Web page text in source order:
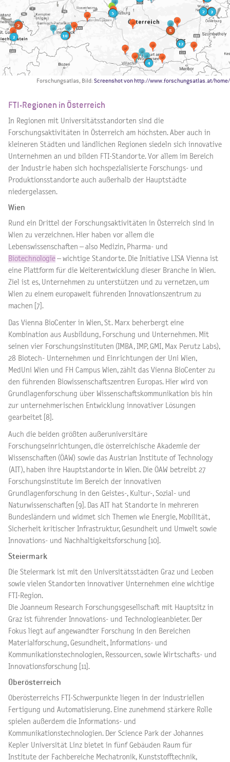
Forschungsatlas, Bild: Screenshot von http://www.forschungsatlas.at/home/
FTI-Regionen in Österreich
In Regionen mit Universitätsstandorten sind die
Forschungsaktivitäten in Österreich am höchsten. Aber auch in
kleineren Städten und ländlichen Regionen siedeln sich innovative
Unternehmen an und bilden FTI-Standorte. Vor allem im Bereich
der Industrie haben sich hochspezialisierte Forschungs- und
Produktionsstandorte auch außerhalb der Hauptstädte
niedergelassen.
Wien
Rund ein Drittel der Forschungsaktivitäten in Österreich sind in
Wien zu verzeichnen. Hier haben vor allem die
Lebenswissenschaften – also Medizin, Pharma- und
Biotechnologie – wichtige Standorte. Die Initiative LISA Vienna ist
eine Plattform für die Weiterentwicklung dieser Branche in Wien.
Ziel ist es, Unternehmen zu unterstützen und zu vernetzen, um
Wien zu einem europaweit führenden Innovationszentrum zu
machen [7].
Das Vienna BioCenter in Wien, St. Marx beherbergt eine
Kombination aus Ausbildung, Forschung und Unternehmen. Mit
seinen vier Forschungsinstituten (IMBA, IMP, GMI, Max Perutz Labs),
28 Biotech- Unternehmen und Einrichtungen der Uni Wien,
MedUni Wien und FH Campus Wien, zählt das Vienna BioCenter zu
den führenden Biowissenschaftszentren Europas. Hier wird von
Grundlagenforschung über Wissenschaftskommunikation bis hin
zur unternehmerischen Entwicklung innovativer Lösungen
gearbeitet [8].
Auch die beiden größten außeruniversitäre
Forschungseinrichtungen, die österreichische Akademie der
Wissenschaften (ÖAW) sowie das Austrian Institute of Technology
(AIT), haben ihre Hauptstandorte in Wien. Die ÖAW betreibt 27
Forschungsinstitute im Bereich der innovativen
Grundlagenforschung in den Geistes-, Kultur-, Sozial- und
Naturwissenschaften [9]. Das AIT hat Standorte in mehreren
Bundesländern und widmet sich Themen wie Energie, Mobilität,
Sicherheit kritischer Infrastruktur, Gesundheit und Umwelt sowie
Innovations- und Nachhaltigkeitsforschung [10].
Steiermark
Die Steiermark ist mit den Universitätsstädten Graz und Leoben
sowie vielen Standorten innovativer Unternehmen eine wichtige
FTI-Region.
Die Joanneum Research Forschungsgesellschaft mit Hauptsitz in
Graz ist führender Innovations- und Technologieanbieter. Der
Fokus liegt auf angewandter Forschung in den Bereichen
Materialforschung, Gesundheit, Informations- und
Kommunikationstechnologien, Ressourcen, sowie Wirtschafts- und
Innovationsforschung [11].
Oberösterreich
Oberösterreichs FTI-Schwerpunkte liegen in der industriellen
Fertigung und Automatisierung. Eine zunehmend stärkere Rolle
spielen außerdem die Informations- und
Kommunikationstechnologien. Der Science Park der Johannes
Kepler Universität Linz bietet in fünf Gebäuden Raum für
Institute der Fachbereiche Mechatronik, Kunststofftechnik,